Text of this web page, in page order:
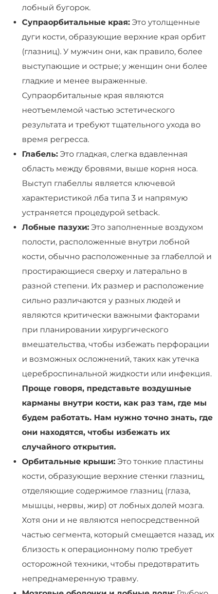
лобный бугорок.
Супраорбитальные края: Это утолщенные
дуги кости, образующие верхние края орбит
(глазниц). У мужчин они, как правило, более
выступающие и острые; у женщин они более
гладкие и менее выраженные.
Супраорбитальные края являются
неотъемлемой частью эстетического
результата и требуют тщательного ухода во
время регресса.
Глабель: Это гладкая, слегка вдавленная
область между бровями, выше корня носа.
Выступ глабеллы является ключевой
характеристикой лба типа 3 и напрямую
устраняется процедурой setback.
Лобные пазухи: Это заполненные воздухом
полости, расположенные внутри лобной
кости, обычно расположенные за глабеллой и
простирающиеся сверху и латерально в
разной степени. Их размер и расположение
сильно различаются у разных людей и
являются критически важными факторами
при планировании хирургического
вмешательства, чтобы избежать перфорации
и возможных осложнений, таких как утечка
цереброспинальной жидкости или инфекция.
Проще говоря, представьте воздушные
карманы внутри кости, как раз там, где мы
будем работать. Нам нужно точно знать, где
они находятся, чтобы избежать их
случайного открытия.
Орбитальные крыши: Это тонкие пластины
кости, образующие верхние стенки глазниц,
отделяющие содержимое глазниц (глаза,
мышцы, нервы, жир) от лобных долей мозга.
Хотя они и не являются непосредственной
частью сегмента, который смещается назад, их
близость к операционному полю требует
осторожной техники, чтобы предотвратить
непреднамеренную травму.